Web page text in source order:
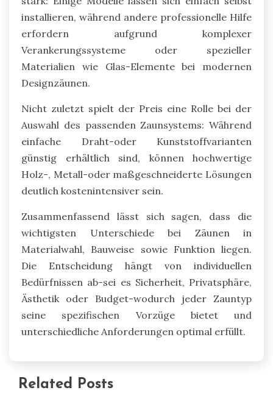
installieren, während andere professionelle Hilfe
erfordern aufgrund komplexer
Verankerungssysteme oder spezieller
Materialien wie Glas-Elemente bei modernen
Designzäunen.
Nicht zuletzt spielt der Preis eine Rolle bei der
Auswahl des passenden Zaunsystems: Während
einfache Draht-oder Kunststoffvarianten
günstig erhältlich sind, können hochwertige
Holz-, Metall-oder maßgeschneiderte Lösungen
deutlich kostenintensiver sein.
Zusammenfassend lässt sich sagen, dass die
wichtigsten Unterschiede bei Zäunen in
Materialwahl, Bauweise sowie Funktion liegen.
Die Entscheidung hängt von individuellen
Bedürfnissen ab-sei es Sicherheit, Privatsphäre,
Ästhetik oder Budget-wodurch jeder Zauntyp
seine spezifischen Vorzüge bietet und
unterschiedliche Anforderungen optimal erfüllt.
Related Posts